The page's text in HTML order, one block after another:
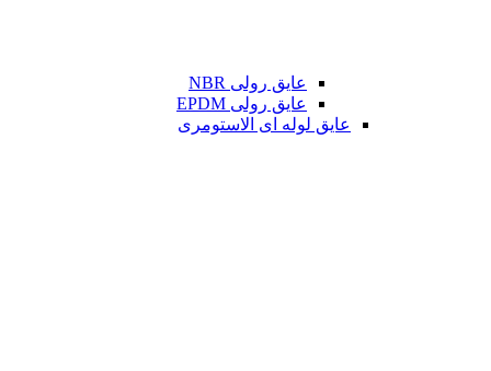
عایق رولی NBR
عایق رولی EPDM
عایق لوله ای الاستومری